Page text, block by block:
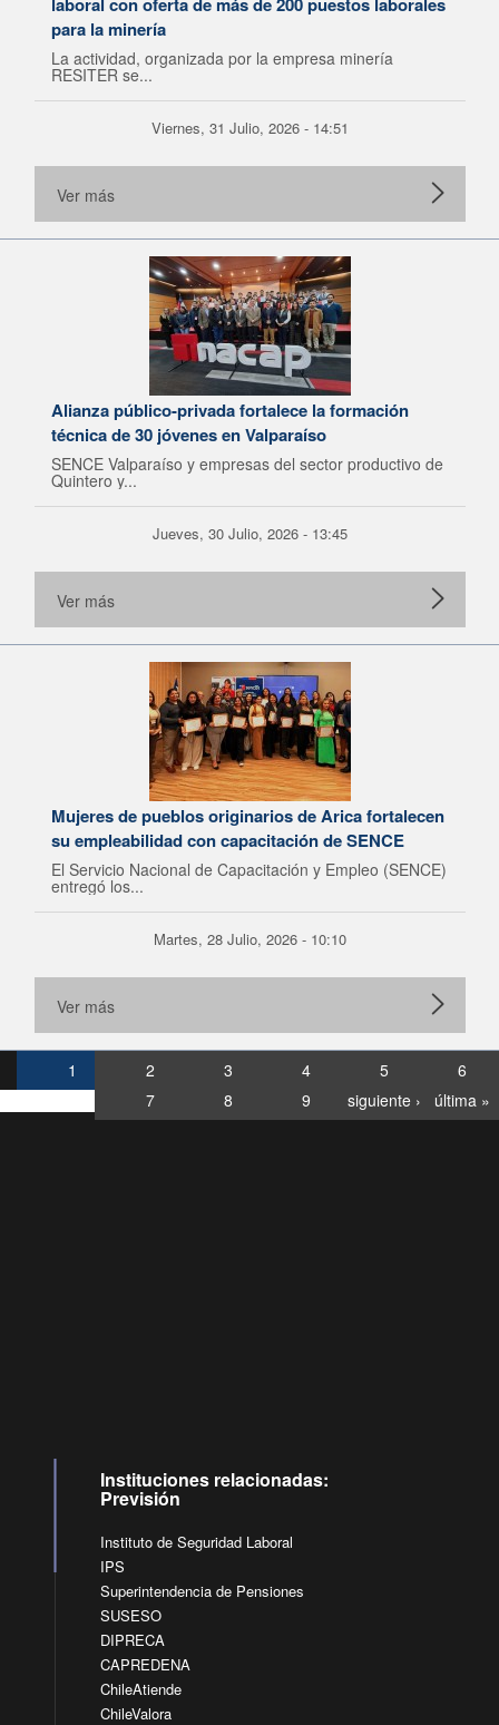
para la minería
La actividad, organizada por la empresa minería
RESITER se...
Viernes, 31 Julio, 2026 - 14:51
Ver más
Alianza público-privada fortalece la formación
técnica de 30 jóvenes en Valparaíso
SENCE Valparaíso y empresas del sector productivo de
Quintero y...
Jueves, 30 Julio, 2026 - 13:45
Ver más
Mujeres de pueblos originarios de Arica fortalecen
su empleabilidad con capacitación de SENCE
El Servicio Nacional de Capacitación y Empleo (SENCE)
entregó los...
Martes, 28 Julio, 2026 - 10:10
Ver más
1 2 3 4 5
6
7
8 9 siguiente › última »
Instituciones relacionadas:
Previsión
Instituto de Seguridad Laboral
IPS
Superintendencia de Pensiones
SUSESO
DIPRECA
CAPREDENA
ChileAtiende
ChileValora